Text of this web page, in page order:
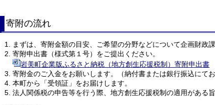
寄附の流れ
まずは、寄附金額の目安、ご希望の分野などについて企画財政
寄附申出書（様式第１号）をご提出ください。
岩美町企業版ふるさと納税（地方創生応援税制）寄附申出書
寄附金のご入金をお願いします。（納付書または銀行振込にてお
本町から「受領証」をお届けします。
法人関係税の申告等を行う際、地方創生応援税制の適用がある旨